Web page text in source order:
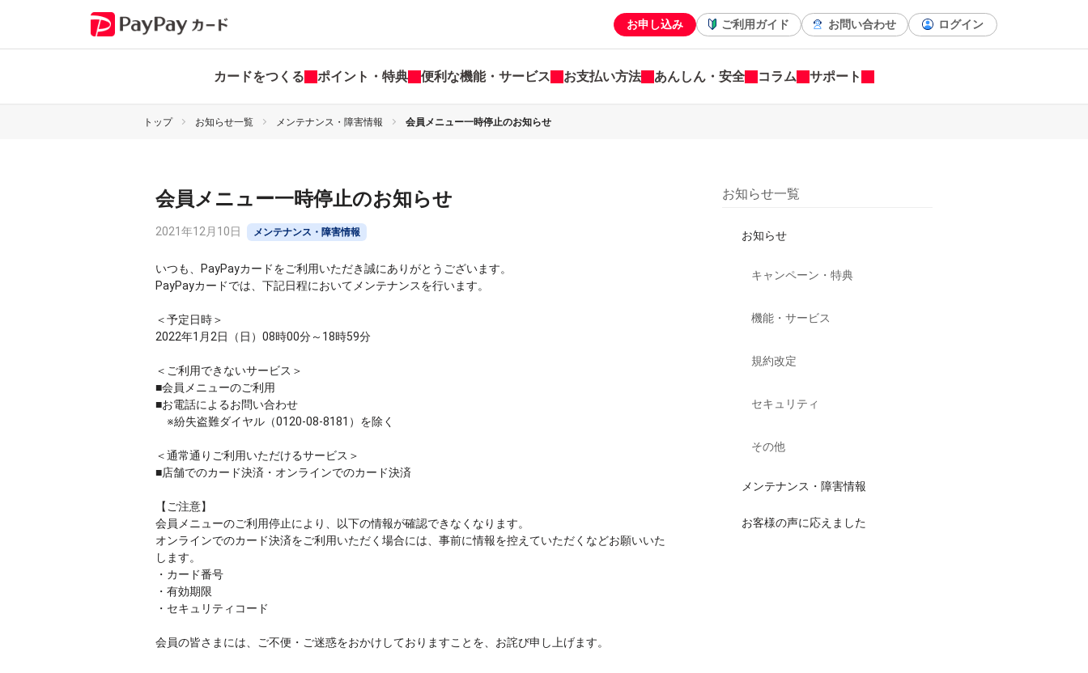
お申し込み ご利用ガイド お問い合わせ ログイン
カードをつくる ポイント・特典 便利な機能・サービス お支払い方法 あんしん・安全 コラム サポート
トップ お知らせ一覧 メンテナンス・障害情報 会員メニュー一時停止のお知らせ
会員メニュー一時停止のお知らせ
2021年12月10日 メンテナンス・障害情報
いつも、PayPayカードをご利用いただき誠にありがとうございます。
PayPayカードでは、下記日程においてメンテナンスを行います。
＜予定日時＞
2022年1月2日（日）08時00分～18時59分
＜ご利用できないサービス＞
■会員メニューのご利用
■お電話によるお問い合わせ
※紛失盗難ダイヤル（0120-08-8181）を除く
＜通常通りご利用いただけるサービス＞
■店舗でのカード決済・オンラインでのカード決済
【ご注意】
会員メニューのご利用停止により、以下の情報が確認できなくなります。
オンラインでのカード決済をご利用いただく場合には、事前に情報を控えていただくなどお願いいた
します。
・カード番号
・有効期限
・セキュリティコード
会員の皆さまには、ご不便・ご迷惑をおかけしておりますことを、お詫び申し上げます。
お知らせ一覧
お知らせ
キャンペーン・特典
機能・サービス
規約改定
セキュリティ
その他
メンテナンス・障害情報
お客様の声に応えました